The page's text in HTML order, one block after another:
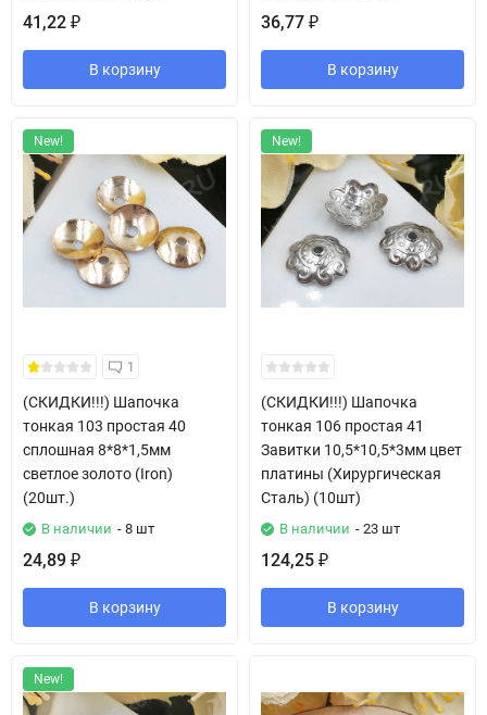
41,22 ₽
В корзину
36,77 ₽
В корзину
New!
1
(СКИДКИ!!!) Шапочка
тонкая 103 простая 40
сплошная 8*8*1,5мм
светлое золото (Iron)
(20шт.)
В наличии - 8 шт
24,89 ₽
В корзину
New!
(СКИДКИ!!!) Шапочка
тонкая 106 простая 41
Завитки 10,5*10,5*3мм цвет
платины (Хирургическая
Сталь) (10шт)
В наличии - 23 шт
124,25 ₽
В корзину
New!